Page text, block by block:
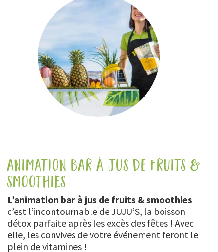
animation bar à jus de fruits &
smoothies
L’animation bar à jus de fruits & smoothies
c’est l’incontournable de JUJU’S, la boisson
détox parfaite après les excès des fêtes ! Avec
elle, les convives de votre événement feront le
plein de vitamines !